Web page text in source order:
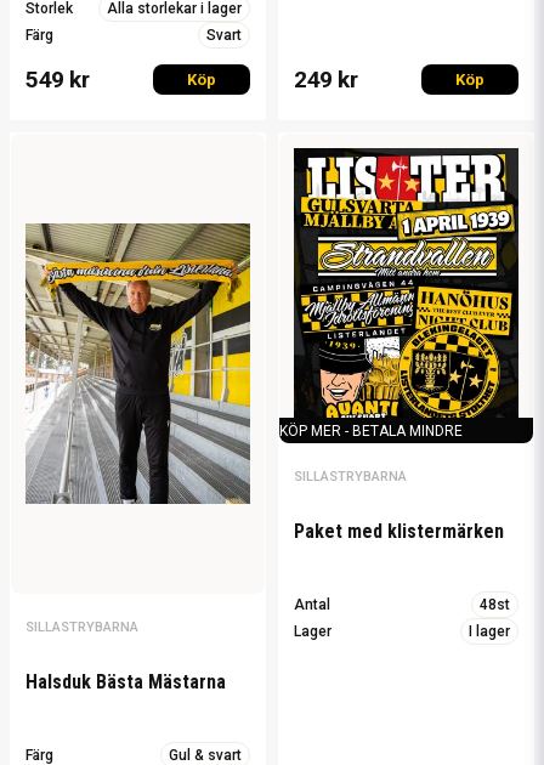
Storlek
Alla storlekar i lager
Färg
Svart
549 kr Köp 249 kr Köp
SILLASTRYBARNA
Halsduk Bästa Mästarna
Färg
Gul & svart
KÖP MER - BETALA MINDRE
SILLASTRYBARNA
Paket med klistermärken
Antal
48st
Lager
I lager